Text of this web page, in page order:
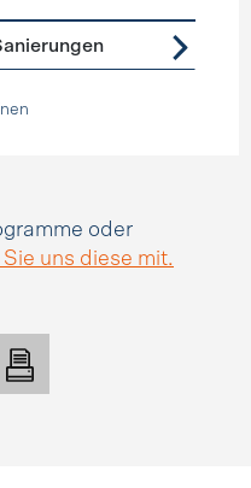
oder
Sie uns diese mit.